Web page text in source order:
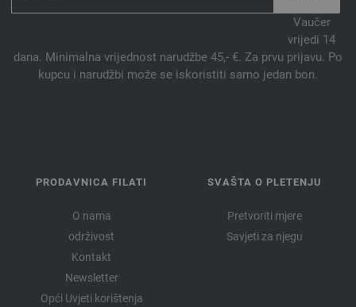
Vaučer
vrijedi 14
dana. Minimalna vrijednost narudžbe 45,- €. Za prvu prijavu. Po
kupcu i narudžbi može se iskoristiti samo jedan bon.
PRODAVNICA FILATI
O nama
održivost
Kontakt
Newsletter
Opći Uvjeti korištenja
SVAŠTA O PLETENJU
Pretvoriti mjere
Savjeti za njegu